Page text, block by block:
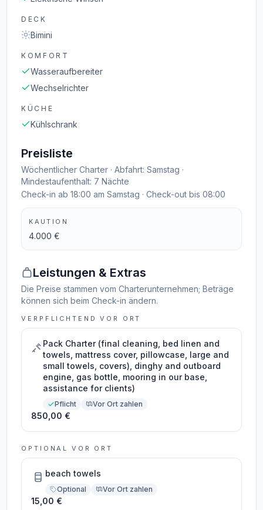
DECK
Bimini
KOMFORT
Wasseraufbereiter
Wechselrichter
KÜCHE
Kühlschrank
Preisliste
Wöchentlicher Charter · Abfahrt: Samstag ·
Mindestaufenthalt: 7 Nächte
Check-in ab 18:00 am Samstag · Check-out bis 08:00
KAUTION
4.000 €
Leistungen & Extras
Die Preise stammen vom Charterunternehmen; Beträge
können sich beim Check-in ändern.
VERPFLICHTEND VOR ORT
Pack Charter (final cleaning, bed linen and
towels, mattress cover, pillowcase, large and
small towels, covers), dinghy and outboard
engine, gas bottle, mooring in our base,
assistance for clients)
Pflicht Vor Ort zahlen
850,00 €
OPTIONAL VOR ORT
beach towels
Optional Vor Ort zahlen
15,00 €